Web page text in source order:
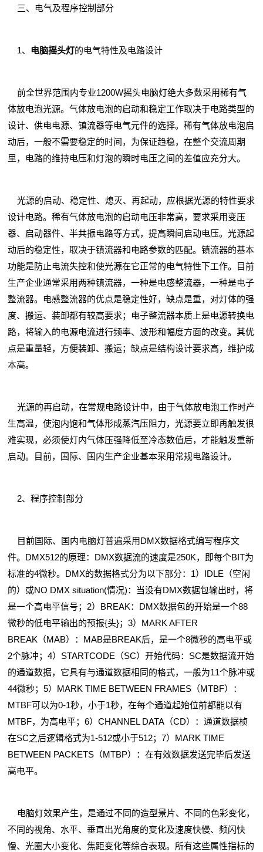
三、电气及程序控制部分
1、 电脑摇头灯的电气特性及电路设计
前全世界范围内专业1200W摇头电脑灯绝大多数采用稀有气
体放电泡光源。气体放电泡的启动和稳定工作取决于电路类型的
设计、供电电源、镇流器等电气元件的选择。稀有气体放电泡启
动后，一般不需要稳定的时间，为保证趋稳，在整个交流周期
里，电路的维持电压和灯泡的瞬时电压之间的差值应充分大。
光源的启动、稳定性、熄灭、再起动，应根据光源的特性要求
设计电路。稀有气体放电泡的启动电压非常高，要求采用变压
器、启动器件、半共振电路等方式，提高瞬间启动电压。光源起
动后的稳定性，取决于镇流器和电路参数的匹配。镇流器的基本
功能是防止电流失控和使光源在它正常的电气特性下工作。目前
生产企业通常采用两种镇流器，一种是电感整流器，一种是电子
整流器。电感整流器的优点是稳定性好，缺点是重，对灯体的强
度、搬运、装卸都有较高要求；电子整流器本质上是电源转换电
路，将输入的电源电流进行频率、波形和幅度方面的改变。其优
点是重量轻，方便装卸、搬运；缺点是结构设计要求高，维护成
本高。
光源的再启动，在常规电路设计中，由于气体放电泡工作时产
生高温，使泡内饱和气体形成蒸汽压阻力，光源要立即再触发很
难实现，必须使灯内气体压强降低至冷态数值后，才能触发重新
启动。目前，国际、国内生产企业基本采用常规电路设计。
2、程序控制部分
目前国际、国内电脑灯普遍采用DMX数据格式编写程序文
件。DMX512的原理：DMX数据流的速度是250K，即每个BIT为
标准的4微秒。DMX的数据格式分为以下部分：1）IDLE（空闲
的）或NO DMX situation(情况)：当没有DMX数据包输出时，将
是一个高电平信号；2）BREAK：DMX数据包的开始是一个88
微秒的低电平输出的预报{头}；3）MARK AFTER
BREAK（MAB）：MAB是BREAK后，是一个8微秒的高电平或
2个脉冲；4）STARTCODE（SC）开始代码：SC是数据流开始
的通道数据，它具有与通道数据相同的格式，一般为11个脉冲或
44微秒；5）MARK TIME BETWEEN FRAMES（MTBF）：
MTBF可以为0-1秒，小于1秒，在每个通道起始位前都能以有
MTBF，为高电平；6）CHANNEL DATA（CD）：通道数据桢
在SC之后逻辑格式为1-512或小于512；7）MARK TIME
BETWEEN PACKETS（MTBP）：在有效数据发送完毕后发送
高电平。
电脑灯效果产生，是通过不同的造型景片、不同的色彩变化，
不同的视角、水平、垂直出光角度的变化及速度快慢、频闪快
慢、光圈大小变化、焦距变化等综合表现。所有这些属性指标的